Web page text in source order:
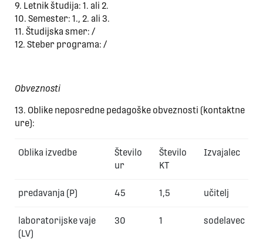
9. Letnik študija: 1. ali 2.
10. Semester: 1., 2. ali 3.
11. Študijska smer: /
12. Steber programa: /
Obveznosti
13. Oblike neposredne pedagoške obveznosti (kontaktne
ure):
Oblika izvedbe
Število
ur
Število
KT
Izvajalec
predavanja (P) 45 1,5 učitelj
laboratorijske vaje
(LV)
30 1 sodelavec